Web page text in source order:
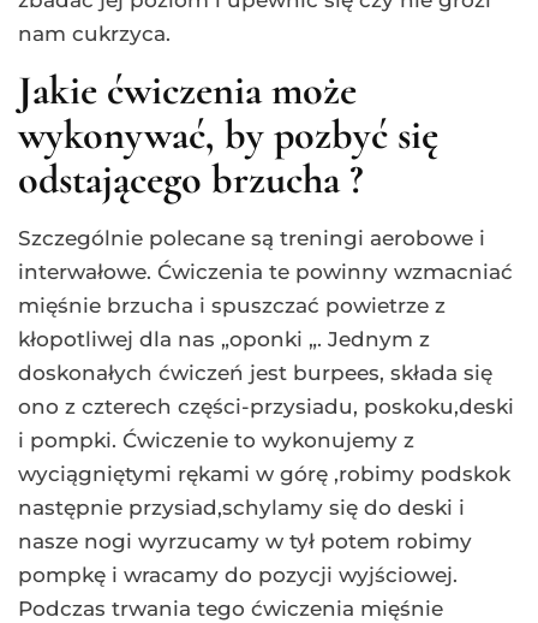
nam cukrzyca.
Jakie ćwiczenia może
wykonywać, by pozbyć się
odstającego brzucha ?
Szczególnie polecane są treningi aerobowe i
interwałowe. Ćwiczenia te powinny wzmacniać
mięśnie brzucha i spuszczać powietrze z
kłopotliwej dla nas „oponki „. Jednym z
doskonałych ćwiczeń jest burpees, składa się
ono z czterech części-przysiadu, poskoku,deski
i pompki. Ćwiczenie to wykonujemy z
wyciągniętymi rękami w górę ,robimy podskok
następnie przysiad,schylamy się do deski i
nasze nogi wyrzucamy w tył potem robimy
pompkę i wracamy do pozycji wyjściowej.
Podczas trwania tego ćwiczenia mięśnie